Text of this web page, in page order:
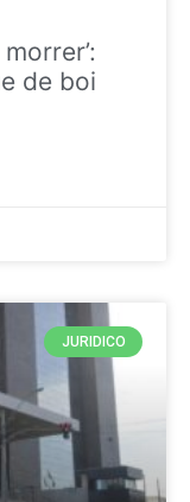
de boi
JURIDICO